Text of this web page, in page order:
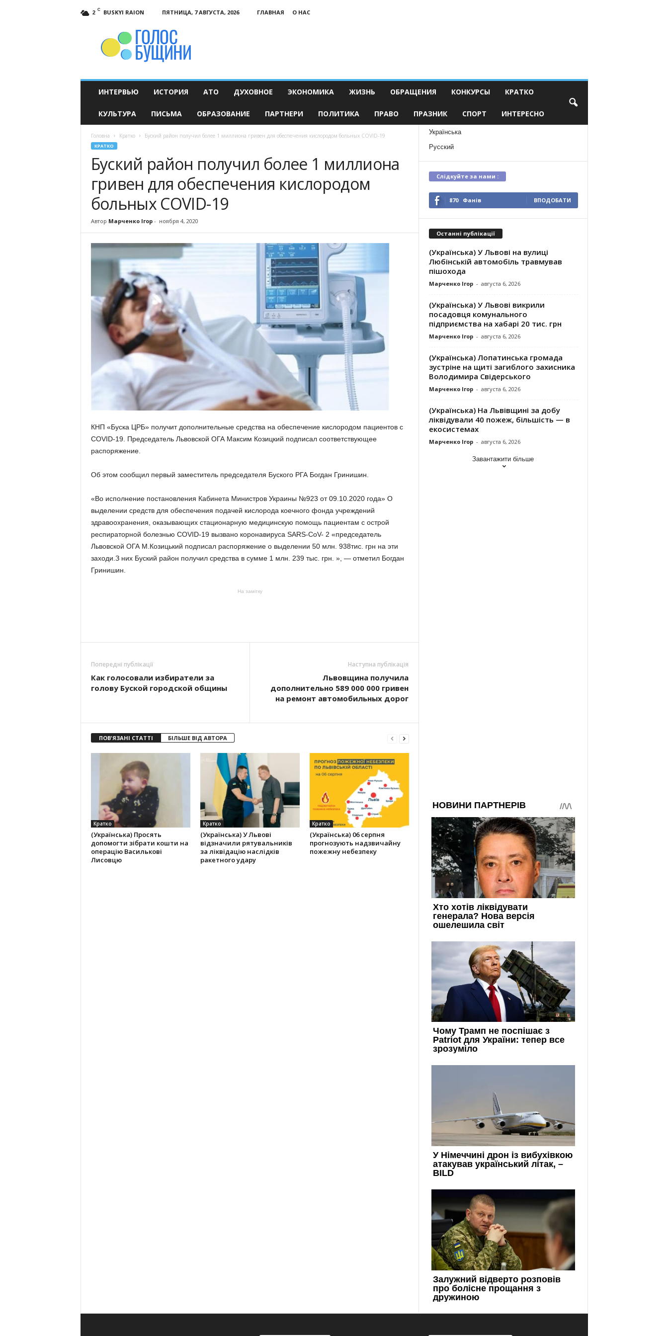
2 C BUSKYI RAION ПЯТНИЦА, 7 АВГУСТА, 2026 ГЛАВНАЯ
О НАС
ИНТЕРВЬЮ ИСТОРИЯ АТО ДУХОВНОЕ ЭКОНОМИКА ЖИЗНЬ ОБРАЩЕНИЯ КОНКУРСЫ КРАТКО
КУЛЬТУРА ПИСЬМА ОБРАЗОВАНИЕ ПАРТНЕРИ ПОЛИТИКА ПРАВО ПРАЗНИК СПОРТ ИНТЕРЕСНО
Головна Кратко Буский район получил более 1 миллиона гривен для обеспечения кислородом больных COVID-19
КРАТКО
Буский район получил более 1 миллиона
гривен для обеспечения кислородом
больных COVID-19
Автор Марченко Ігор- ноября 4, 2020
КНП «Буска ЦРБ» получит дополнительные средства на обеспечение кислородом пациентов с
COVID-19. Председатель Львовской ОГА Максим Козицкий подписал соответствующее
распоряжение.
Об этом сообщил первый заместитель председателя Буского РГА Богдан Гринишин.
«Во исполнение постановления Кабинета Министров Украины №923 от 09.10.2020 года» О
выделении средств для обеспечения подачей кислорода коечного фонда учреждений
здравоохранения, оказывающих стационарную медицинскую помощь пациентам с острой
респираторной болезнью COVID-19 вызвано коронавируса SARS-CoV- 2 «председатель
Львовской ОГА М.Козицький подписал распоряжение о выделении 50 млн. 938тис. грн на эти
заходи.З них Буский район получил средства в сумме 1 млн. 239 тыс. грн. », — отметил Богдан
Гринишин.
На замітку
Попередні публікації
Как голосовали избиратели за
голову Буской городской общины
Наступна публікація
Львовщина получила
дополнительно 589 000 000 гривен
на ремонт автомобильных дорог
ПОВ'ЯЗАНІ СТАТТІ БІЛЬШЕ ВІД АВТОРА
Кратко
(Українська) Просять
допомогти зібрати кошти на
операцію Василькові
Лисовцю
Кратко
(Українська) У Львові
відзначили рятувальників
за ліквідацію наслідків
ракетного удару
Кратко
(Українська) 06 серпня
прогнозують надзвичайну
пожежну небезпеку
Українська
Русский
Слідкуйте за нами :
870 Фанів ВПОДОБАТИ
Останні публікації
(Українська) У Львові на вулиці
Любінській автомобіль травмував
пішохода
Марченко Ігор - августа 6, 2026
(Українська) У Львові викрили
посадовця комунального
підприємства на хабарі 20 тис. грн
Марченко Ігор - августа 6, 2026
(Українська) Лопатинська громада
зустріне на щиті загиблого захисника
Володимира Свідерського
Марченко Ігор - августа 6, 2026
(Українська) На Львівщині за добу
ліквідували 40 пожеж, більшість — в
екосистемах
Марченко Ігор - августа 6, 2026
Завантажити більше